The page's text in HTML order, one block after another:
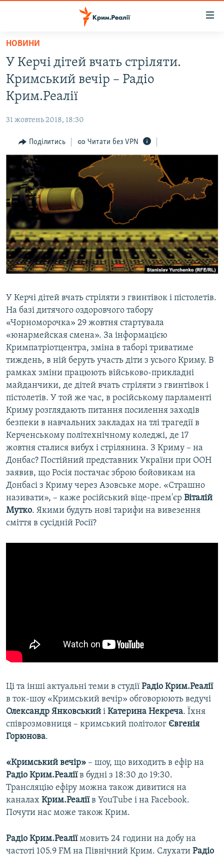
Перейти
основного
матеріалу
Перейти
до
основної
Перейти
до
пошуку
ВОДА.КРИМ
ВІДЕО ТА ФОТО
БЛОГИ
ПОГЛЯД
ІНТЕРВ'Ю
ВСЕ ЗА ДЕНЬ
СПЕЦПРОЕКТИ
ДЕПОРТАЦІЯ
ВІДЕОУРОКИ «ELIFBE»
СВІДЧЕННЯ ОКУПАЦІЇ
УКРАЇНСЬКА ПРОБЛЕМА КРИМУ
ЯК ОБІЙТИ БЛОКУВАННЯ
Русский
Qırımtatar
Усі сайти RFE/RL
НОВИНИ
У Керчі дітей вчать стріляти.
Кримський вечір – Радіо
Крим.Реалії
31 жовтень 2018, 18:30
Поділитись Читати без VPN
У Керчі дітей вчать стріляти з гвинтівок і пістолетів.
На базі дитячого оздоровчого табору
«Чорноморочка» 29 жовтня стартувала
«юнармейская смена». За інформацією
Кримпатріотцентра, зміна в таборі триватиме
тиждень, в ній беруть участь діти з усього Криму. В
рамках зміни працюють військово-прикладні
майданчики, де дітей вчать стріляти з гвинтівок і
пістолетів. У той же час, в російському парламенті
Криму розглядають питання посилення заходів
безпеки в навчальних закладах на тлі трагедії в
Керченському політехнічному коледжі, де 17
жовтня сталися вибух і стрілянина. З Криму – на
Донбас? Постійний представник України при ООН
заявив, що Росія постачає зброю бойовикам на
Донбасі з Криму через Азовське море. «Страшно
називати», – каже російський віце-прем'єр Віталій
Мутко. Якими будуть нові тарифи на вивезення
сміття в сусідній Росії?
Ці та інші актуальні теми в студії Радіо Крим.Реалії
в ток-шоу «Кримський вечір» обговорюють ведучі
Олександр Янковський і Катерина Некреча. Їхня
співрозмовниця – кримський політолог Євгенія
Горюнова.
«Кримський вечір» – шоу, що виходить в ефір на
Радіо Крим.Реаліїв будні з 18:30 до 19:30.
Трансляцію ефіру можна також дивитися на
каналах Крим.Реаліїв YouTube і на Facebook.
Почути нас може також Крим.
Радіо Крим.Реаліїмовить 24 години на добу на
частоті 105.9 FM на Північний Крим. Слухати Радіо